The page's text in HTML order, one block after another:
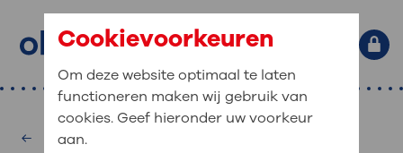
Primaire website navigatie
Home
: waar bent u naar op zoek?
MijnOLVG
Kindergeneeskunde
Cookievoorkeuren
Om deze website optimaal te laten
functioneren maken wij gebruik van
cookies. Geef hieronder uw voorkeur
aan.